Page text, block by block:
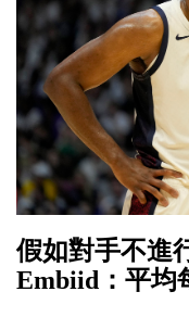
假如對手不進
Embiid：平均